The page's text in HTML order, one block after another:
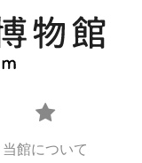
当館について